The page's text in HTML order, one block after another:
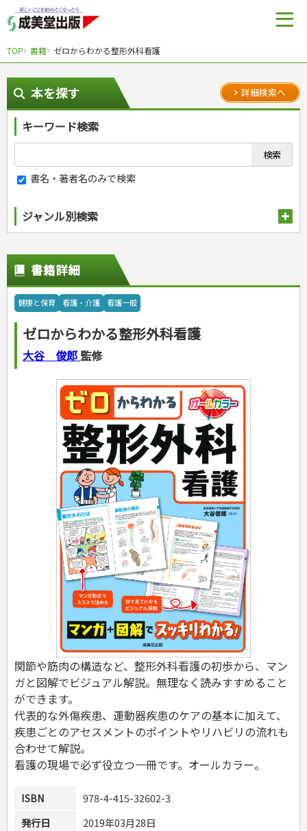
TOP 書籍 ゼロからわかる整形外科看護
本を探す 詳細検索へ
キーワード検索
書名・著者名のみで検索
ジャンル別検索
スポーツ
スポーツルール
野球
ゴルフ
ジュニアスポーツ
その他スポーツ
自然・アウトドア・ペット
アウトドア
犬・猫
園芸・野菜づくり
雑学
娯楽・ゲーム・占い
ナンプレ
ゲーム・マジック
家相・風水・占い
カルチャー・芸術・趣味
音楽・楽器
趣味・鑑賞・カメラ
俳句・詩・ことば
辞典
語学・旅行会話
運転免許
原付・二輪
その他免許
生活・暮らし
料理
料理・レシピ
各国料理
お弁当
健康メニュー・ダイエット
調理器具クッキング
お菓子・ケーキ・パン
飲み物・お酒
手芸・クラフト
ソーイング
クラフト
インテリア・ハウジング
収納・掃除・暮らし
美容・ファッション
ダイエット・エクササイズ
メイク・ネイル・ヘア
着物・着つけ
冠婚葬祭・手紙・ペン字
冠婚葬祭・スピーチ・マナー
手紙・ペン字
妊娠・出産・育児
妊娠・出産・育児
離乳食・幼児食・こどもレシピ
健康と保育
家庭医学・健康
ツボ・マッサージ
家庭医学・病気
健康知識
生活習慣病
看護・介護
看護一般
介護一般
保育・教育
パネルシアター
こどもの本
児童一般
おりがみ・あやとり
なぞなぞ・ゲーム
占い・心理ゲーム
のりもの・ずかん
読み物・絵本
音と光のでる絵本
学参・ドリル
夏休みドリル
総復習ドリル
学習・地図
自由研究・読書感想文
えんぴつちょう
就職活動
就職活動
公務員試験
資格試験
検定試験・資格試験
英語検定・TOEIC
漢字検定・数学検定
簿記検定
看護・薬学
ケアマネジャー
介護・社会福祉士
司法書士・社労士
行政書士・宅建
衛生管理・運行管理
建築・土木
電気・危険物
スキル・キャリアアップ
危険物取扱者
消防設備士
登録販売者
その他資格試験
ビジネス
経営・経済・法律
マネー・株・資産
ビジネス・法律
簿記・経理・税金・保険
その他ビジネス
自己啓発
自己啓発
ビジネス読み物
旅行・歴史
国内・海外旅行
国外旅行
国内旅行
散歩・グルメ
地理・歴史
地理・地図
歴史
成美文庫
その他文庫
ダイアリー
ダイアリー
プラチナダイアリー プレステージ
書籍詳細
健康と保育 看護・介護 看護一般
ゼロからわかる整形外科看護
大谷 俊郎 監修
関節や筋肉の構造など、整形外科看護の初歩から、マン
ガと図解でビジュアル解説。無理なく読みすすめること
ができます。
代表的な外傷疾患、運動器疾患のケアの基本に加えて、
疾患ごとのアセスメントのポイントやリハビリの流れも
合わせて解説。
看護の現場で必ず役立つ一冊です。オールカラー。
ISBN
978-4-415-32602-3
発行日
2019年03月28日